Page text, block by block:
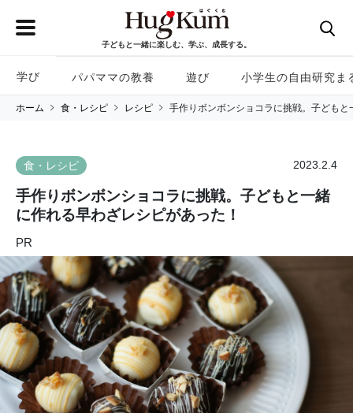
子どもと一緒に楽しむ、学ぶ、成長する。
学び パパママの教養 遊び 小学生の自由研究ま
ホーム 食・レシピ レシピ 手作りボンボンショコラに挑戦。子ども
食・レシピ 2023.2.4
手作りボンボンショコラに挑戦。子どもと一緒
に作れる早わざレシピがあった！
PR